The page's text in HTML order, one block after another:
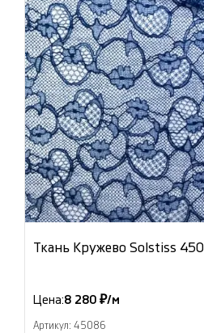
Ткань Кружево Solstiss
Цена:8 280 ₽/м
Артикул: 45086